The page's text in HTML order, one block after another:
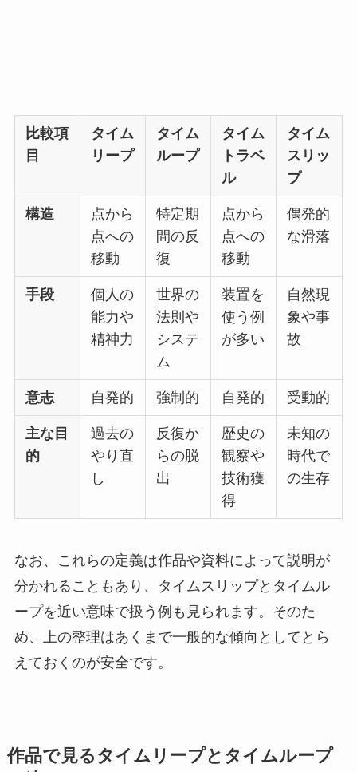
比較項
目
タイム
リープ
タイム
ループ
タイム
トラベ
ル
タイム
スリッ
プ
構造
点から
点への
移動
特定期
間の反
復
点から
点への
移動
偶発的
な滑落
手段
個人の
能力や
精神力
世界の
法則や
システ
ム
装置を
使う例
が多い
自然現
象や事
故
意志 自発的 強制的 自発的 受動的
主な目
的
過去の
やり直
し
反復か
らの脱
出
歴史の
観察や
技術獲
得
未知の
時代で
の生存
なお、これらの定義は作品や資料によって説明が
分かれることもあり、タイムスリップとタイムル
ープを近い意味で扱う例も見られます。そのた
め、上の整理はあくまで一般的な傾向としてとら
えておくのが安全です。
作品で見るタイムリープとタイムループ